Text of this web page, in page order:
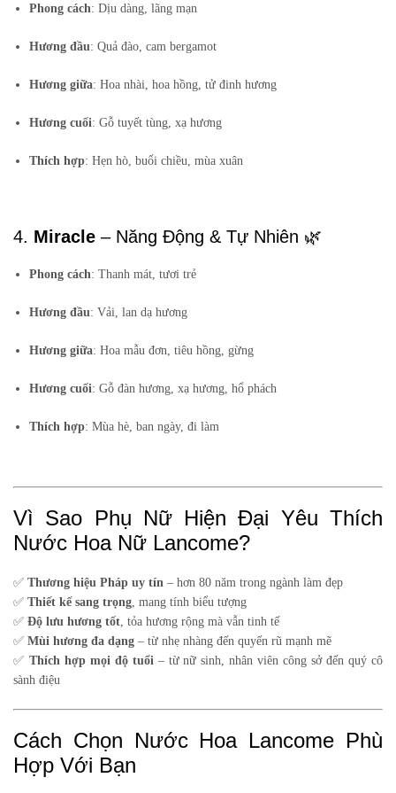
Phong cách: Dịu dàng, lãng mạn
Hương đầu: Quả đào, cam bergamot
Hương giữa: Hoa nhài, hoa hồng, tử đinh hương
Hương cuối: Gỗ tuyết tùng, xạ hương
Thích hợp: Hẹn hò, buổi chiều, mùa xuân
4. Miracle – Năng Động & Tự Nhiên 🌿
Phong cách: Thanh mát, tươi trẻ
Hương đầu: Vải, lan dạ hương
Hương giữa: Hoa mẫu đơn, tiêu hồng, gừng
Hương cuối: Gỗ đàn hương, xạ hương, hổ phách
Thích hợp: Mùa hè, ban ngày, đi làm
Vì Sao Phụ Nữ Hiện Đại Yêu Thích
Nước Hoa Nữ Lancome?
✅ Thương hiệu Pháp uy tín – hơn 80 năm trong ngành làm đẹp
✅ Thiết kế sang trọng , mang tính biểu tượng
✅ Độ lưu hương tốt , tỏa hương rộng mà vẫn tinh tế
✅ Mùi hương đa dạng – từ nhẹ nhàng đến quyến rũ mạnh mẽ
✅ Thích hợp mọi độ tuổi – từ nữ sinh, nhân viên công sở đến quý cô
sành điệu
Cách Chọn Nước Hoa Lancome Phù
Hợp Với Bạn